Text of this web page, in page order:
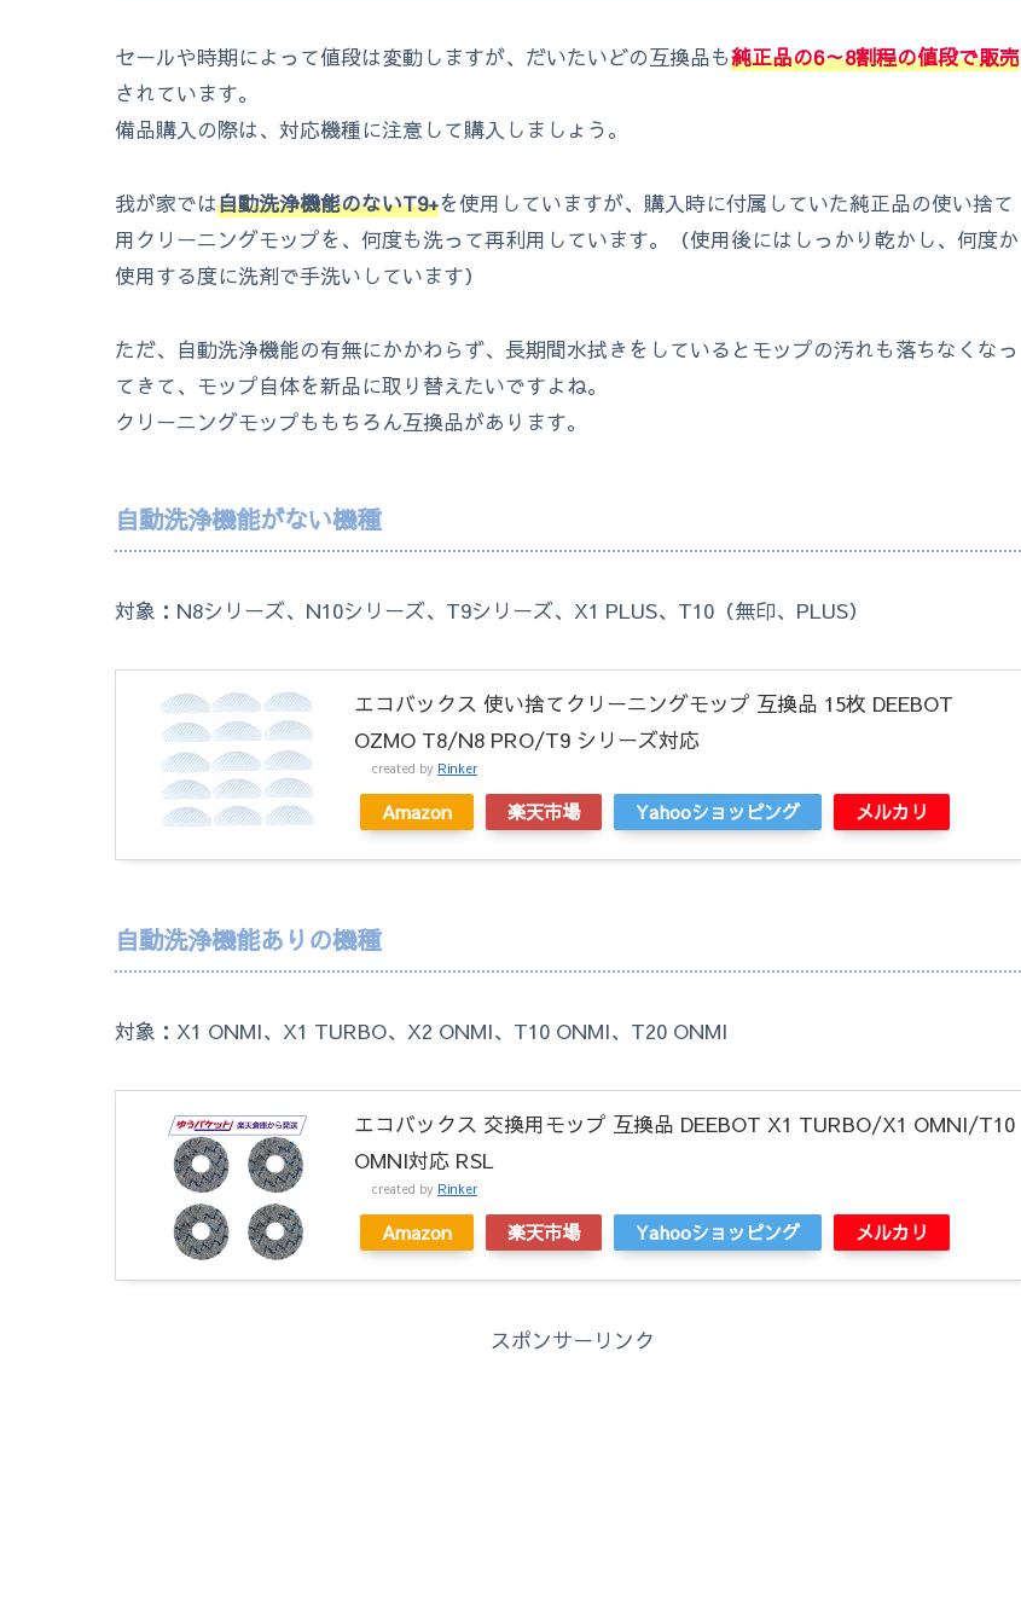
セールや時期によって値段は変動しますが、だいたいどの互換品も純正品の6～8割程の値段で販売
されています。
備品購入の際は、対応機種に注意して購入しましょう。
我が家では自動洗浄機能のないT9+を使用していますが、購入時に付属していた純正品の使い捨て
用クリーニングモップを、何度も洗って再利用しています。（使用後にはしっかり乾かし、何度か
使用する度に洗剤で手洗いしています）
ただ、自動洗浄機能の有無にかかわらず、長期間水拭きをしているとモップの汚れも落ちなくなっ
てきて、モップ自体を新品に取り替えたいですよね。
クリーニングモップももちろん互換品があります。
自動洗浄機能がない機種
対象：N8シリーズ、N10シリーズ、T9シリーズ、X1 PLUS、T10（無印、PLUS）
エコバックス 使い捨てクリーニングモップ 互換品 15枚 DEEBOT
OZMO T8/N8 PRO/T9 シリーズ対応
created by Rinker
Amazon 楽天市場 Yahooショッピング メルカリ
自動洗浄機能ありの機種
対象：X1 ONMI、X1 TURBO、X2 ONMI、T10 ONMI、T20 ONMI
エコバックス 交換用モップ 互換品 DEEBOT X1 TURBO/X1 OMNI/T10
OMNI対応 RSL
created by Rinker
Amazon 楽天市場 Yahooショッピング メルカリ
スポンサーリンク